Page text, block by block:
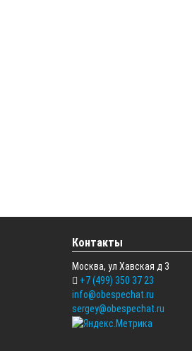
Контакты
Москва, ул Хавская д 3
+7 (499) 350 37 23
info@obespechat.ru
sergey@obespechat.ru